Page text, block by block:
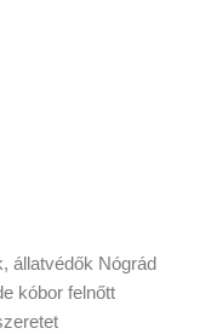
állatvédők Nógrád
kóbor felnőtt